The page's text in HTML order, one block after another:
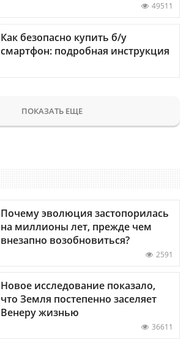
49511
Как безопасно купить б/у
смартфон: подробная инструкция
ПОКАЗАТЬ ЕЩЕ
Почему эволюция застопорилась
на миллионы лет, прежде чем
внезапно возобновиться?
2591
Новое исследование показало,
что Земля постепенно заселяет
Венеру жизнью
36611